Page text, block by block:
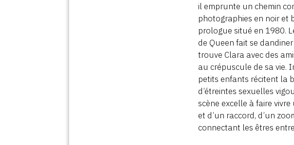
il emprunte un chemin
photographies en noir et
prologue situé en 1980.
de Queen fait se
trouve Clara avec des
au crépuscule de sa vie.
petits enfants récitent la
d’étreintes sexuelles
scène excelle à faire
et d’un raccord, d’un
connectant les êtres